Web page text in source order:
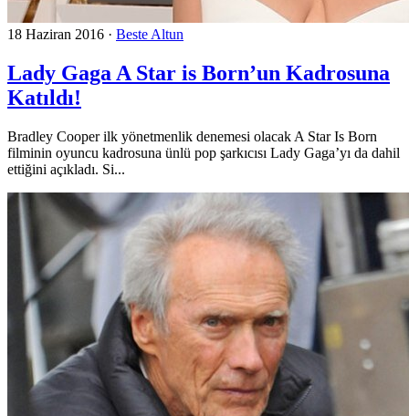
18 Haziran 2016 · Beste Altun
Lady Gaga A Star is Born’un Kadrosuna
Katıldı!
Bradley Cooper ilk yönetmenlik denemesi olacak A Star Is Born
filminin oyuncu kadrosuna ünlü pop şarkıcısı Lady Gaga’yı da dahil
ettiğini açıkladı. Si...